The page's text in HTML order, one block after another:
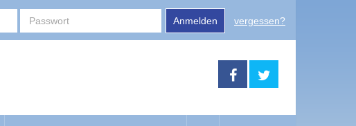
Anmelden vergessen?